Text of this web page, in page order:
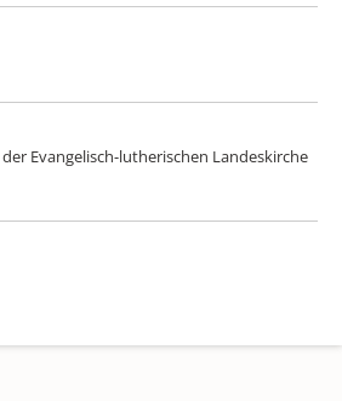
Evangelisch-lutherischen Landeskirche